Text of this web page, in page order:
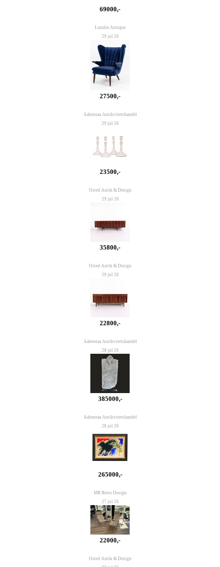
69000,-
Lundin Antique
29 jul 26
27500,-
Aabenraa Antikvitetshandel
29 jul 26
23500,-
Osted Antik & Design
29 jul 26
35800,-
Osted Antik & Design
29 jul 26
22800,-
Aabenraa Antikvitetshandel
28 jul 26
385000,-
Aabenraa Antikvitetshandel
28 jul 26
265000,-
MR Retro Design
27 jul 26
22000,-
Osted Antik & Design